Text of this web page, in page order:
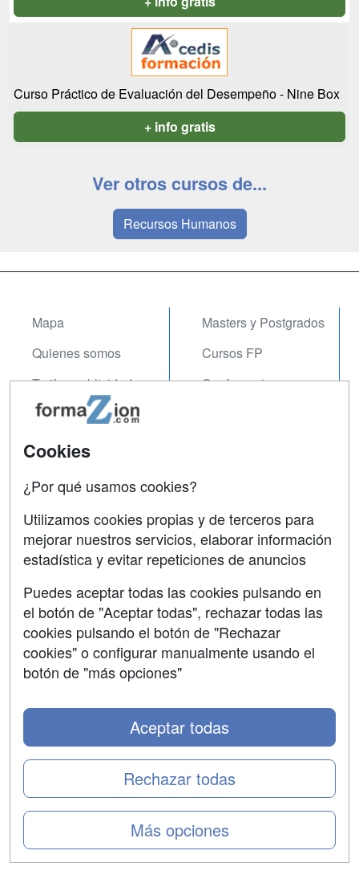
Curso Práctico de Evaluación del Desempeño - Nine Box
+ info gratis
Ver otros cursos de...
Recursos Humanos
Mapa
Quienes somos
Tarifas publicidad
Acceso Usuarios
Acceso Centros
Masters y Postgrados
Cursos FP
Conferencias
Contactar
Confidencialidad
Aviso legal
Copyleft
Cookies
¿Por qué usamos cookies?
Utilizamos cookies propias y de terceros para
mejorar nuestros servicios, elaborar información
estadística y evitar repeticiones de anuncios
Puedes aceptar todas las cookies pulsando en
el botón de "Aceptar todas", rechazar todas las
cookies pulsando el botón de "Rechazar
cookies" o configurar manualmente usando el
botón de "más opciones"
Más opciones
Rechazar todas
Aceptar todas